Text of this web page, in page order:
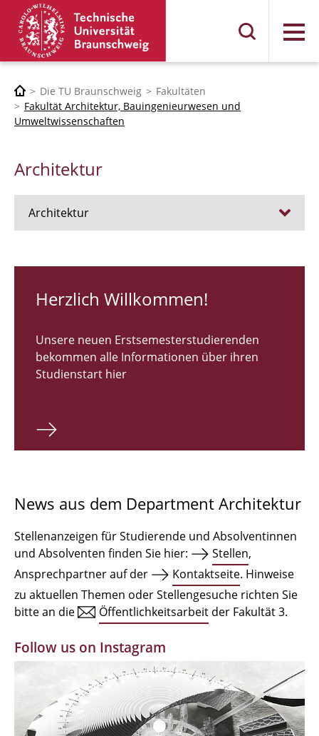
Menü
Die TU Braunschweig
Fakultäten
Fakultät Architektur, Bauingenieurwesen und
Umweltwissenschaften
Architektur
Architektur
RUNDGANG 26
Bachelor Architektur
Master Architektur
Qualifikationsprofil
Institute
Einrichtungen
Zeichensäle
MBW | Modellbauwerkstatt
Alumni | cloud club
Dokumente und Downloads
Herzlich Willkommen!
Unsere neuen Erstsemesterstudierenden
bekommen alle Informationen über ihren
Studienstart hier
News aus dem Department Architektur
Stellenanzeigen für Studierende und Absolventinnen
und Absolventen finden Sie hier:
Stellen,
Ansprechpartner auf der
Kontaktseite. Hinweise
zu aktuellen Themen oder Stellengesuche richten Sie
bitte an die
Öffentlichkeitsarbeit der Fakultät 3.
Follow us on Instagram